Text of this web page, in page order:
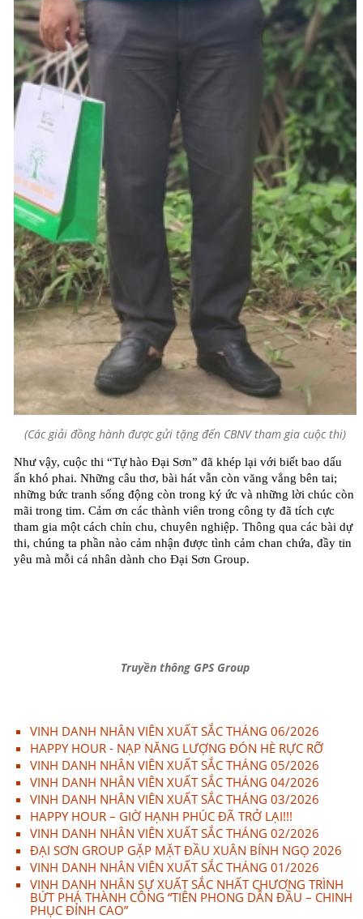
(Các giải đồng hành được gửi tặng đến CBNV tham gia cuộc thi)
Như vậy, cuộc thi “Tự hào Đại Sơn” đã khép lại với biết bao dấu
ấn khó phai. Những câu thơ, bài hát vẫn còn văng vẳng bên tai;
những bức tranh sống động còn trong ký ức và những lời chúc còn
mãi trong tim. Cảm ơn các thành viên trong công ty đã tích cực
tham gia một cách chỉn chu, chuyên nghiệp. Thông qua các bài dự
thi, chúng ta phần nào cảm nhận được tình cảm chan chứa, đầy tin
yêu mà mỗi cá nhân dành cho Đại Sơn Group.
Truyền thông GPS Group
VINH DANH NHÂN VIÊN XUẤT SẮC THÁNG 06/2026
HAPPY HOUR - NẠP NĂNG LƯỢNG ĐÓN HÈ RỰC RỠ
VINH DANH NHÂN VIÊN XUẤT SẮC THÁNG 05/2026
VINH DANH NHÂN VIÊN XUẤT SẮC THÁNG 04/2026
VINH DANH NHÂN VIÊN XUẤT SẮC THÁNG 03/2026
HAPPY HOUR – GIỜ HẠNH PHÚC ĐÃ TRỞ LẠI!!!
VINH DANH NHÂN VIÊN XUẤT SẮC THÁNG 02/2026
ĐẠI SƠN GROUP GẶP MẶT ĐẦU XUÂN BÍNH NGỌ 2026
VINH DANH NHÂN VIÊN XUẤT SẮC THÁNG 01/2026
VINH DANH NHÂN SỰ XUẤT SẮC NHẤT CHƯƠNG TRÌNH
BỨT PHÁ THÀNH CÔNG “TIÊN PHONG DẪN ĐẦU – CHINH
PHỤC ĐỈNH CAO”